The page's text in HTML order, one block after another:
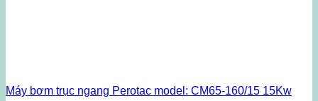
Máy bơm trục ngang Perotac model: CM65-160/15 15Kw